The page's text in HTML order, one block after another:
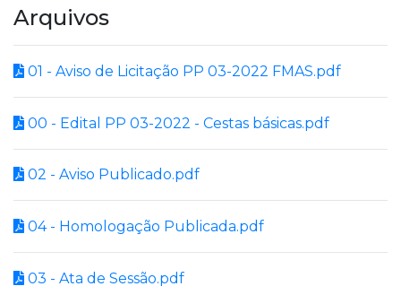
Arquivos
01 - Aviso de Licitação PP 03-2022 FMAS.pdf
00 - Edital PP 03-2022 - Cestas básicas.pdf
02 - Aviso Publicado.pdf
04 - Homologação Publicada.pdf
03 - Ata de Sessão.pdf